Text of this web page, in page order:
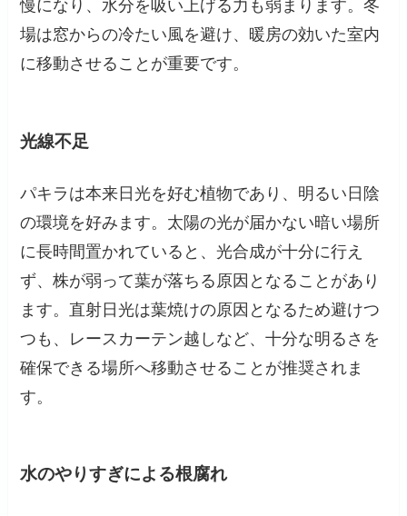
慢になり、水分を吸い上げる力も弱まります。冬
場は窓からの冷たい風を避け、暖房の効いた室内
に移動させることが重要です。
光線不足
パキラは本来日光を好む植物であり、明るい日陰
の環境を好みます。太陽の光が届かない暗い場所
に長時間置かれていると、光合成が十分に行え
ず、株が弱って葉が落ちる原因となることがあり
ます。直射日光は葉焼けの原因となるため避けつ
つも、レースカーテン越しなど、十分な明るさを
確保できる場所へ移動させることが推奨されま
す。
水のやりすぎによる根腐れ